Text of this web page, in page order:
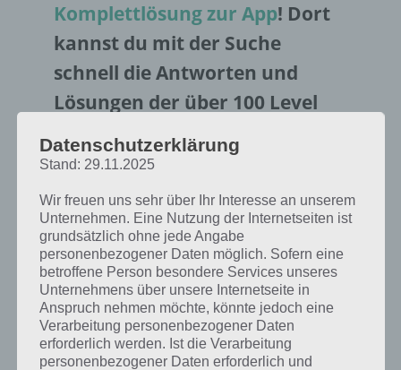
Komplettlösung zur App! Dort
kannst du mit der Suche
schnell die Antworten und
Lösungen der über 100 Level
finden!
findest du nachfolgend die 94% Lösung zum Sachverhalt “Deutsche
Wörter mit drei A”.
Deutsche Wörter mit drei A: Lösung für
94%
Nachfolgend findest du alle richtigen Antworten zum Sachverhalt
Deutsche Wörter mit drei A in der App 94%. Die Lösung ist dabei
Datenschutzerklärung
Stand: 29.11.2025
Wir freuen uns sehr über Ihr Interesse an unserem
Unternehmen. Eine Nutzung der Internetseiten ist
grundsätzlich ohne jede Angabe
personenbezogener Daten möglich. Sofern eine
betroffene Person besondere Services unseres
Unternehmens über unsere Internetseite in
Anspruch nehmen möchte, könnte jedoch eine
Verarbeitung personenbezogener Daten
erforderlich werden. Ist die Verarbeitung
personenbezogener Daten erforderlich und